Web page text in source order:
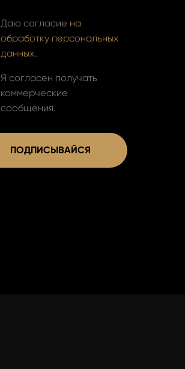
Даю согласие на
обработку персональных
данных..
Я согласен получать
коммерческие
сообщения.
ПОДПИСЫВАЙСЯ